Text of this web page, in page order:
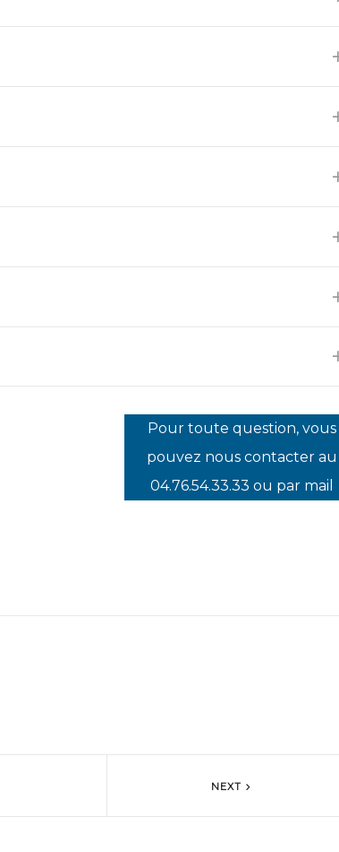
Pour toute question, vous
pouvez nous contacter au
04.76.54.33.33 ou par mail
NEXT